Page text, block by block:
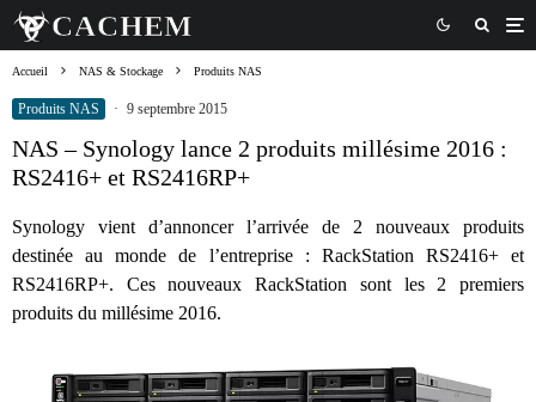
Accueil NAS & Stockage Produits NAS
Produits NAS · 9 septembre 2015
NAS – Synology lance 2 produits millésime 2016 :
RS2416+ et RS2416RP+
Synology vient d’annoncer l’arrivée de 2 nouveaux produits
destinée au monde de l’entreprise : RackStation RS2416+ et
RS2416RP+. Ces nouveaux RackStation sont les 2 premiers
produits du millésime 2016.